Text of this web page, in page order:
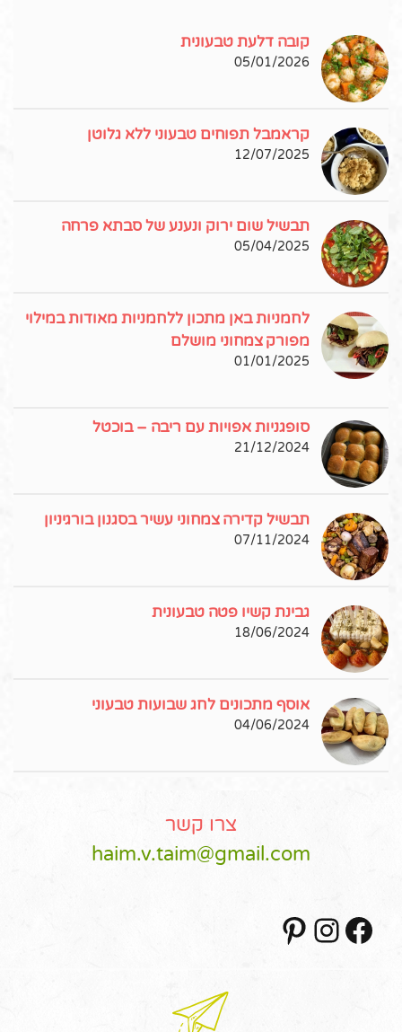
קובה דלעת טבעונית
05/01/2026
קראמבל תפוחים טבעוני ללא גלוטן
12/07/2025
תבשיל שום ירוק ונענע של סבתא פרחה
05/04/2025
לחמניות באן מתכון ללחמניות מאודות במילוי
מפורק צמחוני מושלם
01/01/2025
סופגניות אפויות עם ריבה – בוכטל
21/12/2024
תבשיל קדירה צמחוני עשיר בסגנון בורגיניון
07/11/2024
גבינת קשיו פטה טבעונית
18/06/2024
אוסף מתכונים לחג שבועות טבעוני
04/06/2024
צרו קשר
haim.v.taim@gmail.com
Facebook
Instagram